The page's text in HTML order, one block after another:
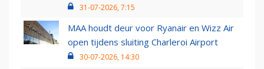
31-07-2026, 7:15
MAA houdt deur voor Ryanair en Wizz Air
open tijdens sluiting Charleroi Airport
30-07-2026, 14:30